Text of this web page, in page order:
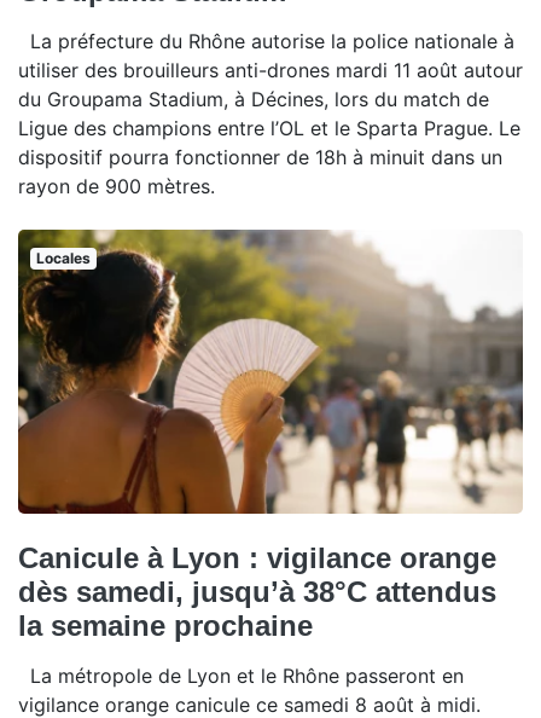
La préfecture du Rhône autorise la police nationale à
utiliser des brouilleurs anti-drones mardi 11 août autour
du Groupama Stadium, à Décines, lors du match de
Ligue des champions entre l’OL et le Sparta Prague. Le
dispositif pourra fonctionner de 18h à minuit dans un
rayon de 900 mètres.
Locales
Canicule à Lyon : vigilance orange
dès samedi, jusqu’à 38°C attendus
la semaine prochaine
La métropole de Lyon et le Rhône passeront en
vigilance orange canicule ce samedi 8 août à midi.